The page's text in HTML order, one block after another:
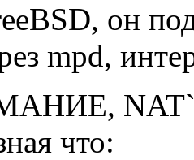
он
mpd,
NAT`а
что: